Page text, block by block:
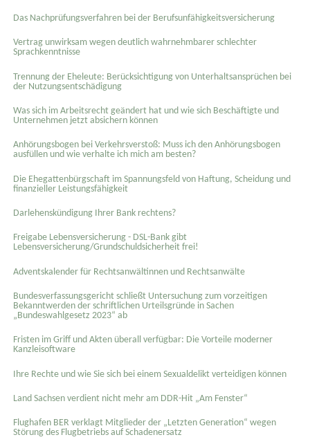
Das Nachprüfungsverfahren bei der Berufsunfähigkeitsversicherung
Vertrag unwirksam wegen deutlich wahrnehmbarer schlechter
Sprachkenntnisse
Trennung der Eheleute: Berücksichtigung von Unterhaltsansprüchen bei
der Nutzungsentschädigung
Was sich im Arbeitsrecht geändert hat und wie sich Beschäftigte und
Unternehmen jetzt absichern können
Anhörungsbogen bei Verkehrsverstoß: Muss ich den Anhörungsbogen
ausfüllen und wie verhalte ich mich am besten?
Die Ehegattenbürgschaft im Spannungsfeld von Haftung, Scheidung und
finanzieller Leistungsfähigkeit
Darlehenskündigung Ihrer Bank rechtens?
Freigabe Lebensversicherung - DSL-Bank gibt
Lebensversicherung/Grundschuldsicherheit frei!
Adventskalender für Rechtsanwältinnen und Rechtsanwälte
Bundesverfassungsgericht schließt Untersuchung zum vorzeitigen
Bekanntwerden der schriftlichen Urteilsgründe in Sachen
„Bundeswahlgesetz 2023“ ab
Fristen im Griff und Akten überall verfügbar: Die Vorteile moderner
Kanzleisoftware
Ihre Rechte und wie Sie sich bei einem Sexual­delikt verteidigen können
Land Sachsen verdient nicht mehr am DDR-Hit „Am Fenster“
Flughafen BER verklagt Mitglieder der „Letzten Generation“ wegen
Störung des Flugbetriebs auf Schadenersatz